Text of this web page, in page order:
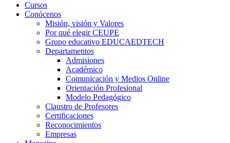
Cursos
Conócenos
Misión, visión y Valores
Por qué elegir CEUPE
Grupo educativo EDUCAEDTECH
Departamentos
Admisiones
Académico
Comunicación y Medios Online
Orientación Profesional
Modelo Pedagógico
Claustro de Profesores
Certificaciones
Reconocimientos
Empresas